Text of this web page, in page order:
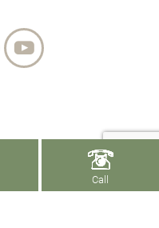
Call